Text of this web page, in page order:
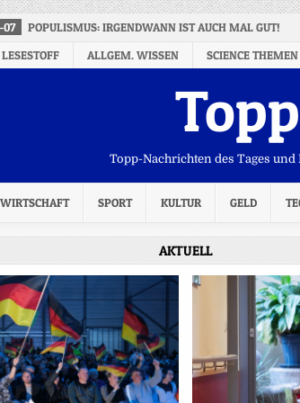
07 POPULISMUS: IRGENDWANN IST AUCH MAL GUT!
LESESTOFF ALLGEM. WISSEN SCIENCE THEMEN
Topp-Nachrichten des Tages
WIRTSCHAFT SPORT KULTUR GELD
AKTUELL